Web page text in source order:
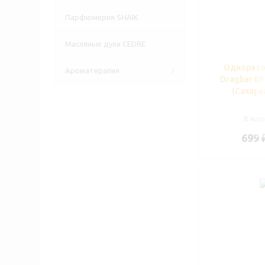
Парфюмерия SHAIK
Масляные духи CEDRE
Ароматерапия
Dragbar
699